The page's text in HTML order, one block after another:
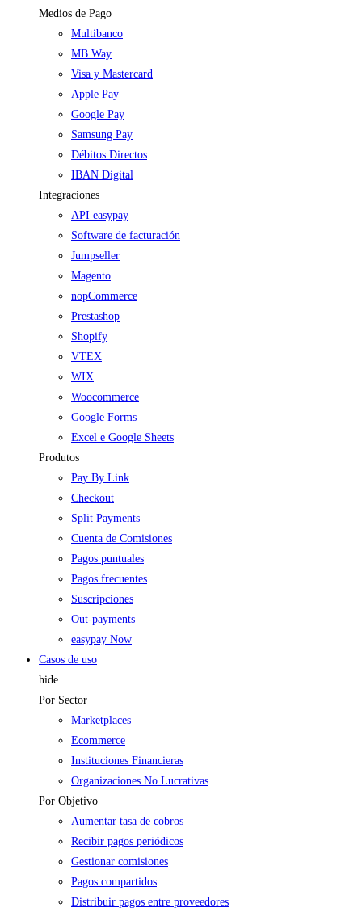
Medios de Pago
Multibanco
MB Way
Visa y Mastercard
Apple Pay
Google Pay
Samsung Pay
Débitos Directos
IBAN Digital
Integraciones
API easypay
Software de facturación
Jumpseller
Magento
nopCommerce
Prestashop
Shopify
VTEX
WIX
Woocommerce
Google Forms
Excel e Google Sheets
Produtos
Pay By Link
Checkout
Split Payments
Cuenta de Comisiones
Pagos puntuales
Pagos frecuentes
Suscripciones
Out-payments
easypay Now
Casos de uso
hide
Por Sector
Marketplaces
Ecommerce
Instituciones Financieras
Organizaciones No Lucrativas
Por Objetivo
Aumentar tasa de cobros
Recibir pagos periódicos
Gestionar comisiones
Pagos compartidos
Distribuir pagos entre proveedores